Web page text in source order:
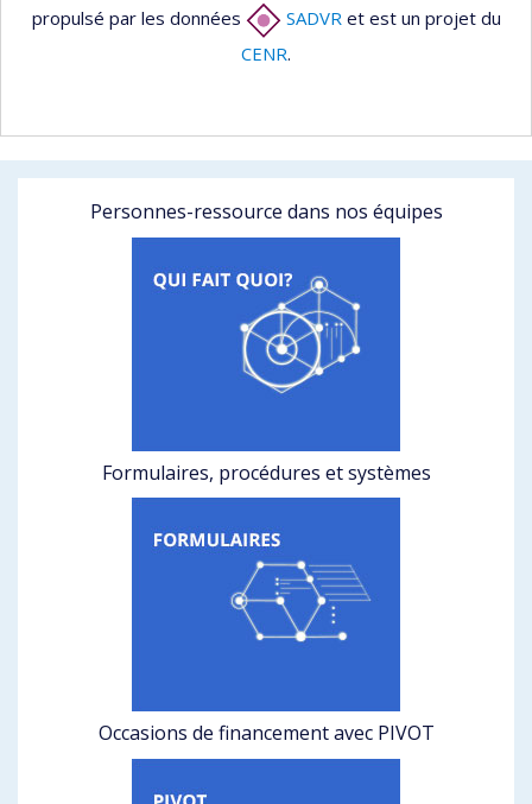
propulsé par les données
SADVRet est un projet du
CENR.
Personnes-ressource dans nos équipes
Formulaires, procédures et systèmes
Occasions de financement avec PIVOT